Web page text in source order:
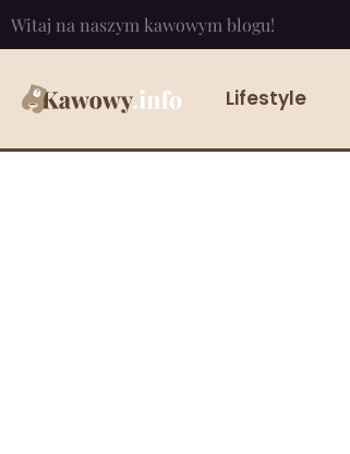
Witaj na naszym kawowym blogu!
Lifestyle